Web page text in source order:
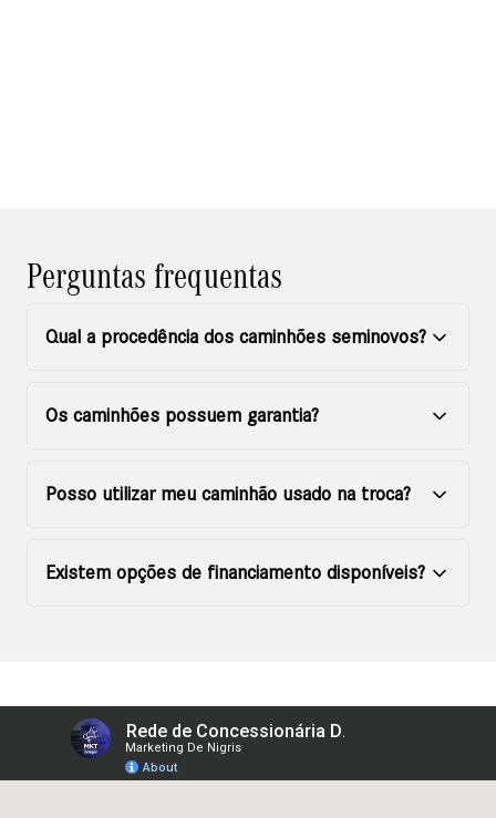
Perguntas frequentas
Qual a procedência dos caminhões seminovos?
Os caminhões possuem garantia?
Posso utilizar meu caminhão usado na troca?
Existem opções de financiamento disponíveis?